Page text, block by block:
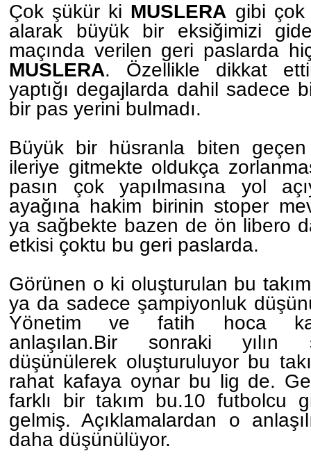
Çok şükür ki MUSLERA gibi çok
alarak büyük bir eksiğimizi
maçında verilen geri paslarda
MUSLERA. Özellikle dikkat
yaptığı degajlarda dahil sadece
bir pas yerini bulmadı.
Büyük bir hüsranla biten geçen
ileriye gitmekte oldukça
pasın çok yapılmasına yol
ayağına hakim birinin stoper
ya sağbekte bazen de ön libero
etkisi çoktu bu geri paslarda.
Görünen o ki oluşturulan bu
ya da sadece şampiyonluk
Yönetim ve fatih hoca
anlaşılan.Bir sonraki yılın
düşünülerek oluşturuluyor bu
rahat kafaya oynar bu lig de.
farklı bir takım bu.10 futbolcu
gelmiş. Açıklamalardan o
daha düşünülüyor.